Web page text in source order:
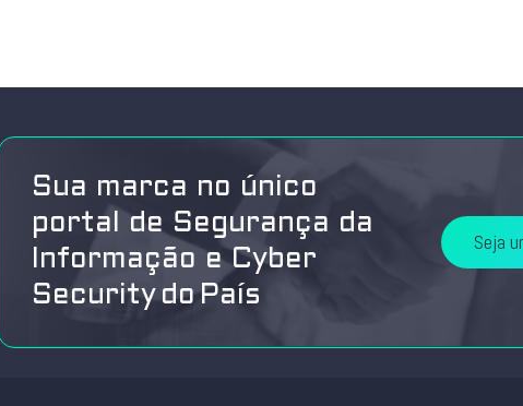
Sua marca no único
portal de Segurança da
Informação e Cyber
Security do País
Seja